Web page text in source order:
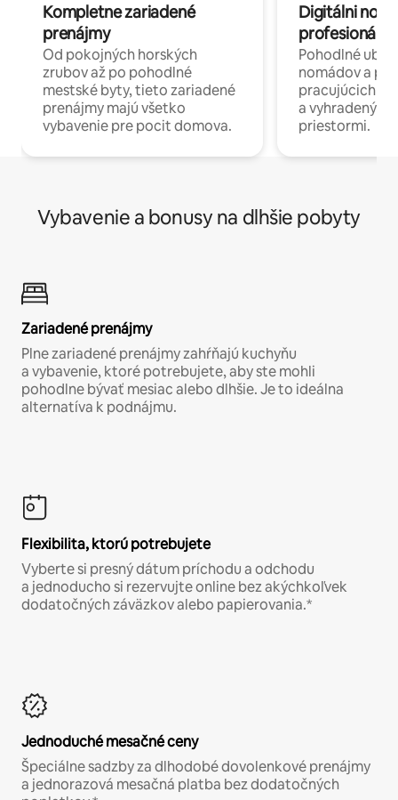
Kompletne zariadené
prenájmy
Od pokojných horských
zrubov až po pohodlné
mestské byty, tieto zariadené
prenájmy majú všetko
vybavenie pre pocit domova.
Digitálni
profesionáli
Pohodlné
nomádov a
pracujúcich
a
priestormi.
Vybavenie a bonusy na dlhšie pobyty
Zariadené prenájmy
Plne zariadené prenájmy zahŕňajú kuchyňu
a vybavenie, ktoré potrebujete, aby ste mohli
pohodlne bývať mesiac alebo dlhšie. Je to ideálna
alternatíva k podnájmu.
Flexibilita, ktorú potrebujete
Vyberte si presný dátum príchodu a odchodu
a jednoducho si rezervujte online bez akýchkoľvek
dodatočných záväzkov alebo papierovania.*
Jednoduché mesačné ceny
Špeciálne sadzby za dlhodobé dovolenkové prenájmy
a jednorazová mesačná platba bez dodatočných